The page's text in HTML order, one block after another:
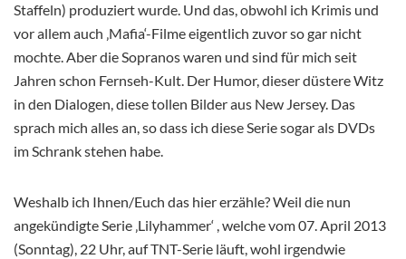
Staffeln) produziert wurde. Und das, obwohl ich Krimis und
vor allem auch ‚Mafia‘-Filme eigentlich zuvor so gar nicht
mochte. Aber die Sopranos waren und sind für mich seit
Jahren schon Fernseh-Kult. Der Humor, dieser düstere Witz
in den Dialogen, diese tollen Bilder aus New Jersey. Das
sprach mich alles an, so dass ich diese Serie sogar als DVDs
im Schrank stehen habe.
Weshalb ich Ihnen/Euch das hier erzähle? Weil die nun
angekündigte Serie ‚Lilyhammer‘ , welche vom 07. April 2013
(Sonntag), 22 Uhr, auf TNT-Serie läuft, wohl irgendwie